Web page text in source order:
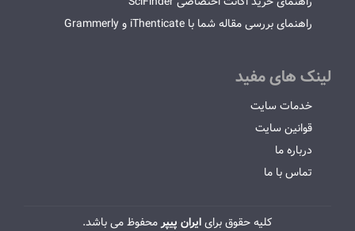
راهنمای بررسی مقاله شما با iThenticate و Grammerly
لینک های مفید
خدمات سایت
قوانین سایت
درباره ما
تماس با ما
کلیه حقوق برایایران پیپرمحفوظ می باشد.